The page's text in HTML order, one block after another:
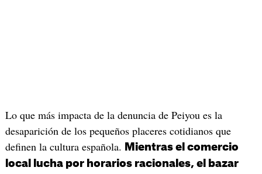
Lo que más impacta de la denuncia de Peiyou es la
desaparición de los pequeños placeres cotidianos que
definen la cultura española.
Mientras el comercio
local lucha por horarios racionales, el bazar